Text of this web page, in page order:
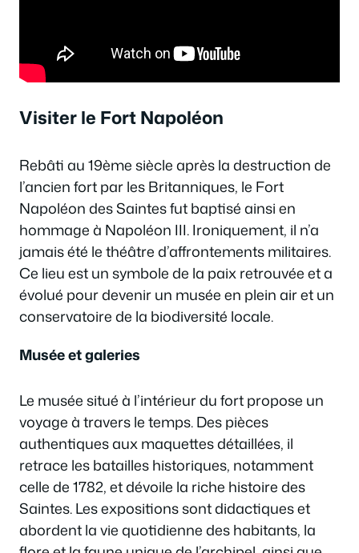
Visiter le Fort Napoléon
Rebâti au 19ème siècle après la destruction de
l’ancien fort par les Britanniques, le Fort
Napoléon des Saintes fut baptisé ainsi en
hommage à Napoléon III. Ironiquement, il n’a
jamais été le théâtre d’affrontements militaires.
Ce lieu est un symbole de la paix retrouvée et a
évolué pour devenir un musée en plein air et un
conservatoire de la biodiversité locale.
Musée et galeries
Le musée situé à l’intérieur du fort propose un
voyage à travers le temps. Des pièces
authentiques aux maquettes détaillées, il
retrace les batailles historiques, notamment
celle de 1782, et dévoile la riche histoire des
Saintes. Les expositions sont didactiques et
abordent la vie quotidienne des habitants, la